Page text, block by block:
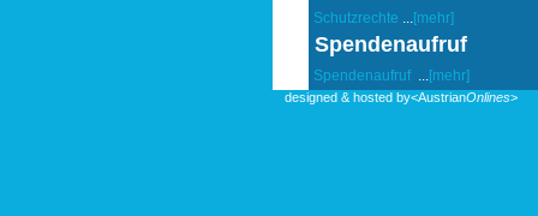
Schutzrechte ...[mehr]
Spendenaufruf
Spendenaufruf ...[mehr]
designed & hosted by<AustrianOnlines>